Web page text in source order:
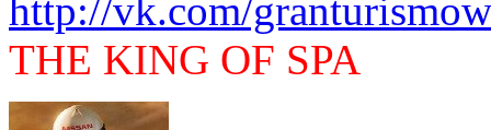
http://vk.com/
THE KING OF SPA